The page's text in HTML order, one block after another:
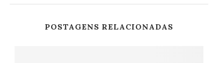
POSTAGENS RELACIONADAS